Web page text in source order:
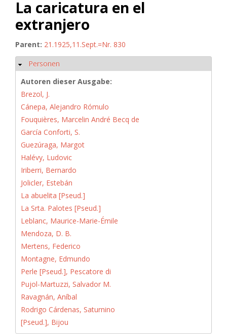
La caricatura en el
extranjero
Parent: 21.1925,11.Sept.=Nr. 830
Hide
Personen
Autoren dieser Ausgabe:
Brezol, J.
Cánepa, Alejandro Rómulo
Fouquières, Marcelin André Becq de
García Conforti, S.
Guezúraga, Margot
Halévy, Ludovic
Iriberri, Bernardo
Jolicler, Estebán
La abuelita [Pseud.]
La Srta. Palotes [Pseud.]
Leblanc, Maurice-Marie-Émile
Mendoza, D. B.
Mertens, Federico
Montagne, Edmundo
Perle [Pseud.], Pescatore di
Pujol-Martuzzi, Salvador M.
Ravagnán, Aníbal
Rodrigo Cárdenas, Saturnino
[Pseud.], Bijou